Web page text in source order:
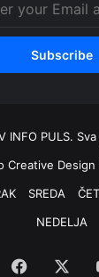
PULS.
Creative Design
SREDA
NEDELJA